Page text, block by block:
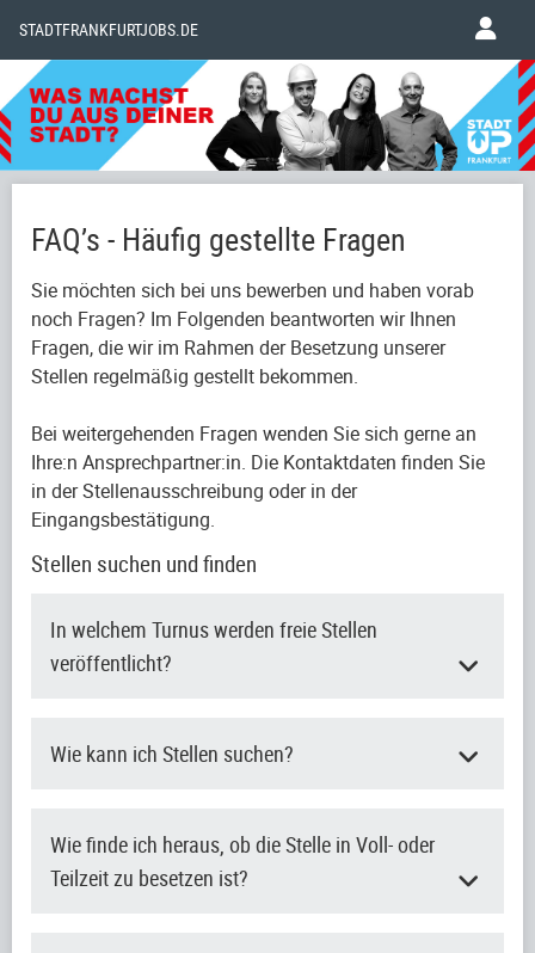
STADTFRANKFURTJOBS.DE
FAQ’s - Häufig gestellte Fragen
Sie möchten sich bei uns bewerben und haben vorab
noch Fragen? Im Folgenden beantworten wir Ihnen
Fragen, die wir im Rahmen der Besetzung unserer
Stellen regelmäßig gestellt bekommen.
Bei weitergehenden Fragen wenden Sie sich gerne an
Ihre:n Ansprechpartner:in. Die Kontaktdaten finden Sie
in der Stellenausschreibung oder in der
Eingangsbestätigung.
Stellen suchen und finden
In welchem Turnus werden freie Stellen
veröffentlicht?
Wie kann ich Stellen suchen?
Wie finde ich heraus, ob die Stelle in Voll- oder
Teilzeit zu besetzen ist?